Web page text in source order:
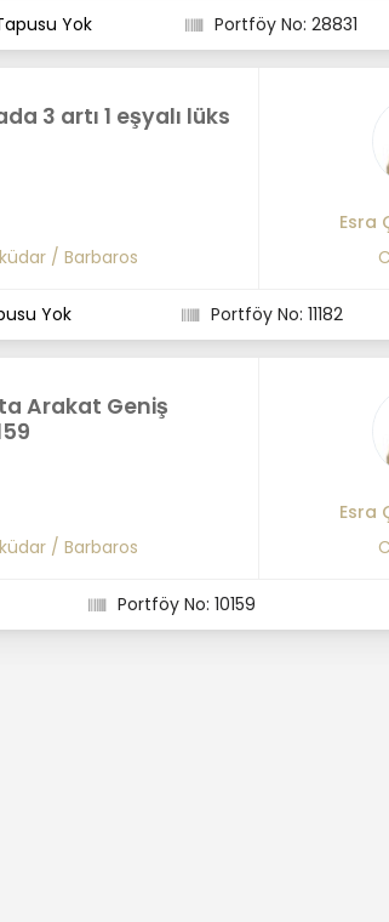
Yok Portföy No: 28831
3 artı 1 eşyalı lüks
/ Barbaros
Esra
Yok Portföy No: 11182
Arakat Geniş
/ Barbaros
Esra
Portföy No: 10159